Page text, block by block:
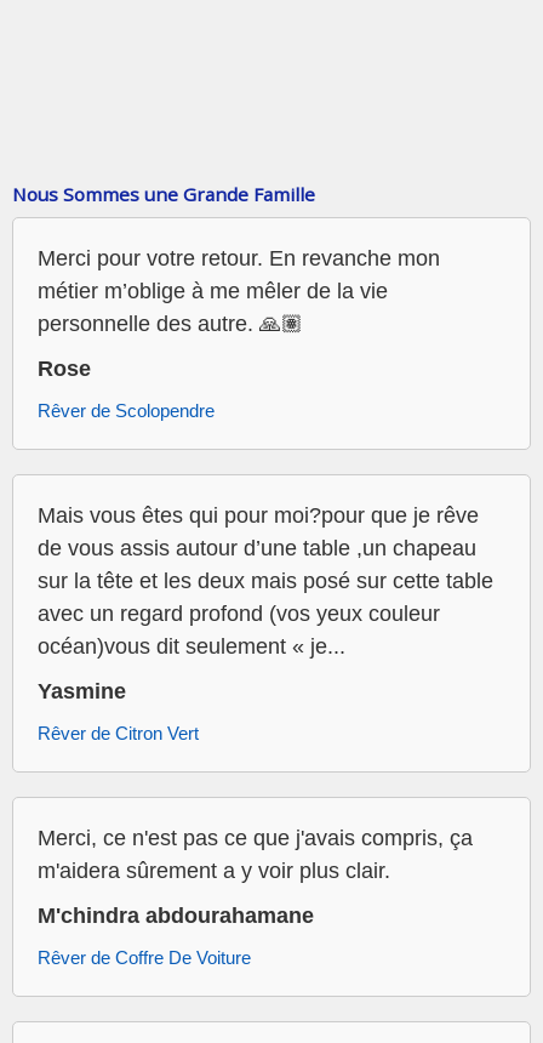
Nous Sommes une Grande Famille
Merci pour votre retour. En revanche mon
métier m’oblige à me mêler de la vie
personnelle des autre. 🙏🏽
Rose
Rêver de Scolopendre
Mais vous êtes qui pour moi?pour que je rêve
de vous assis autour d’une table ,un chapeau
sur la tête et les deux mais posé sur cette table
avec un regard profond (vos yeux couleur
océan)vous dit seulement « je...
Yasmine
Rêver de Citron Vert
Merci, ce n'est pas ce que j'avais compris, ça
m'aidera sûrement a y voir plus clair.
M'chindra abdourahamane
Rêver de Coffre De Voiture